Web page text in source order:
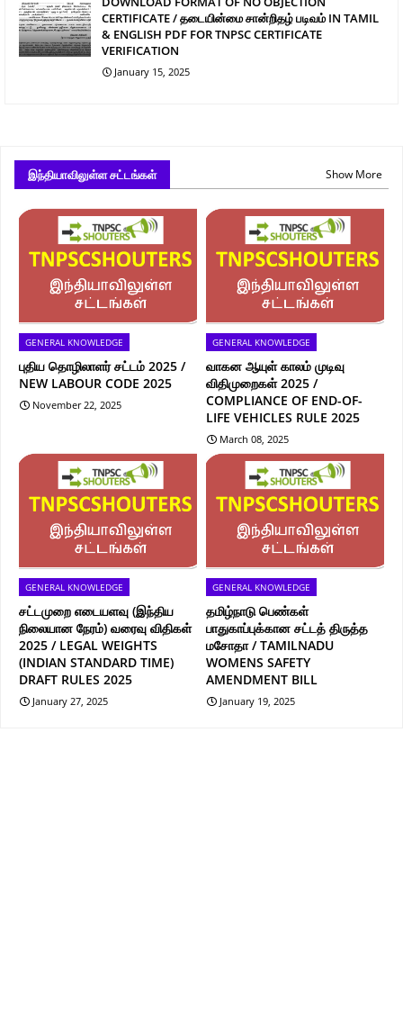
CERTIFICATE / தடையின்மை சான்றிதழ் படிவம் IN TAMIL
& ENGLISH PDF FOR TNPSC CERTIFICATE
VERIFICATION
January 15, 2025
இந்தியாவிலுள்ள சட்டங்கள் Show More
GENERAL KNOWLEDGE
புதிய தொழிலாளர் சட்டம் 2025 /
NEW LABOUR CODE 2025
November 22, 2025
GENERAL KNOWLEDGE
வாகன ஆயுள் காலம் முடிவு
விதிமுறைகள் 2025 /
COMPLIANCE OF END-OF-
LIFE VEHICLES RULE 2025
March 08, 2025
GENERAL KNOWLEDGE
சட்டமுறை எடையளவு (இந்திய
நிலையான நேரம்) வரைவு விதிகள்
2025 / LEGAL WEIGHTS
(INDIAN STANDARD TIME)
DRAFT RULES 2025
January 27, 2025
GENERAL KNOWLEDGE
தமிழ்நாடு பெண்கள்
பாதுகாப்புக்கான சட்டத் திருத்த
மசோதா / TAMILNADU
WOMENS SAFETY
AMENDMENT BILL
January 19, 2025